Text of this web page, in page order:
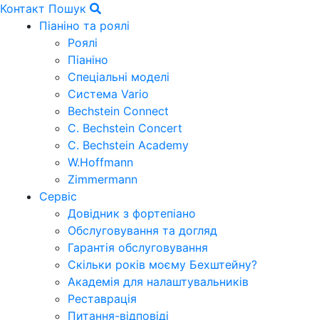
Контакт Пошук
Піаніно та роялі
Роялі
Піаніно
Спеціальні моделі
Система Vario
Bechstein Connect
C. Bechstein Concert
C. Bechstein Academy
W.Hoffmann
Zimmermann
Сервіс
Довідник з фортепіано
Обслуговування та догляд
Гарантія обслуговування
Скільки років моєму Бехштейну?
Академія для налаштувальників
Реставрація
Питання-відповіді